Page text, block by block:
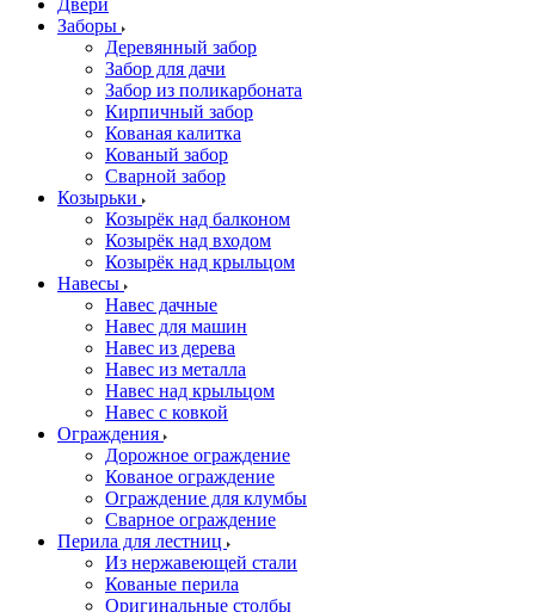
Двери
Заборы
Деревянный забор
Забор для дачи
Забор из поликарбоната
Кирпичный забор
Кованая калитка
Кованый забор
Сварной забор
Козырьки
Козырёк над балконом
Козырёк над входом
Козырёк над крыльцом
Навесы
Навес дачные
Навес для машин
Навес из дерева
Навес из металла
Навес над крыльцом
Навес с ковкой
Ограждения
Дорожное ограждение
Кованое ограждение
Ограждение для клумбы
Сварное ограждение
Перила для лестниц
Из нержавеющей стали
Кованые перила
Оригинальные столбы